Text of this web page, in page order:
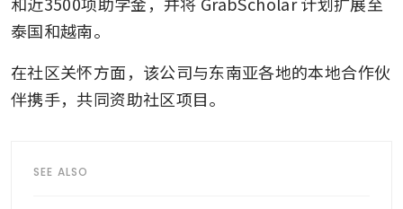
泰国和越南。
在社区关怀方面，该公司与东南亚各地的本地合作伙
伴携手，共同资助社区项目。
SEE ALSO